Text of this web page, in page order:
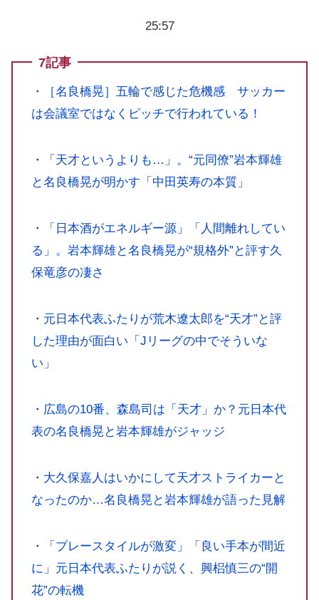
25:57
7記事
・
［名良橋晃］五輪で感じた危機感 サッカー
は会議室ではなくピッチで行われている！
・
「天才というよりも…」。“元同僚”岩本輝雄
と名良橋晃が明かす「中田英寿の本質」
・
「日本酒がエネルギー源」「人間離れしてい
る」。岩本輝雄と名良橋晃が“規格外”と評す久
保竜彦の凄さ
・ 元日本代表ふたりが荒木遼太郎を“天才”と評
した理由が面白い「Jリーグの中でそういな
い」
・ 広島の10番、森島司は「天才」か？元日本代
表の名良橋晃と岩本輝雄がジャッジ
・ 大久保嘉人はいかにして天才ストライカーと
なったのか…名良橋晃と岩本輝雄が語った見解
・
「プレースタイルが激変」「良い手本が間近
に」元日本代表ふたりが説く、興梠慎三の“開
花”の転機